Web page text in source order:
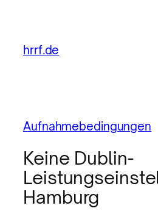
hrrf.de
Aufnahmebedingungen
Keine Dublin-
Hamburg